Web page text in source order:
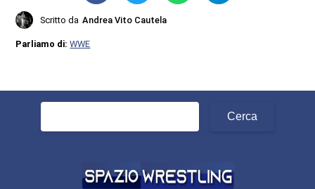
Scritto da Andrea Vito Cautela
Parliamo di:WWE
Ricerca